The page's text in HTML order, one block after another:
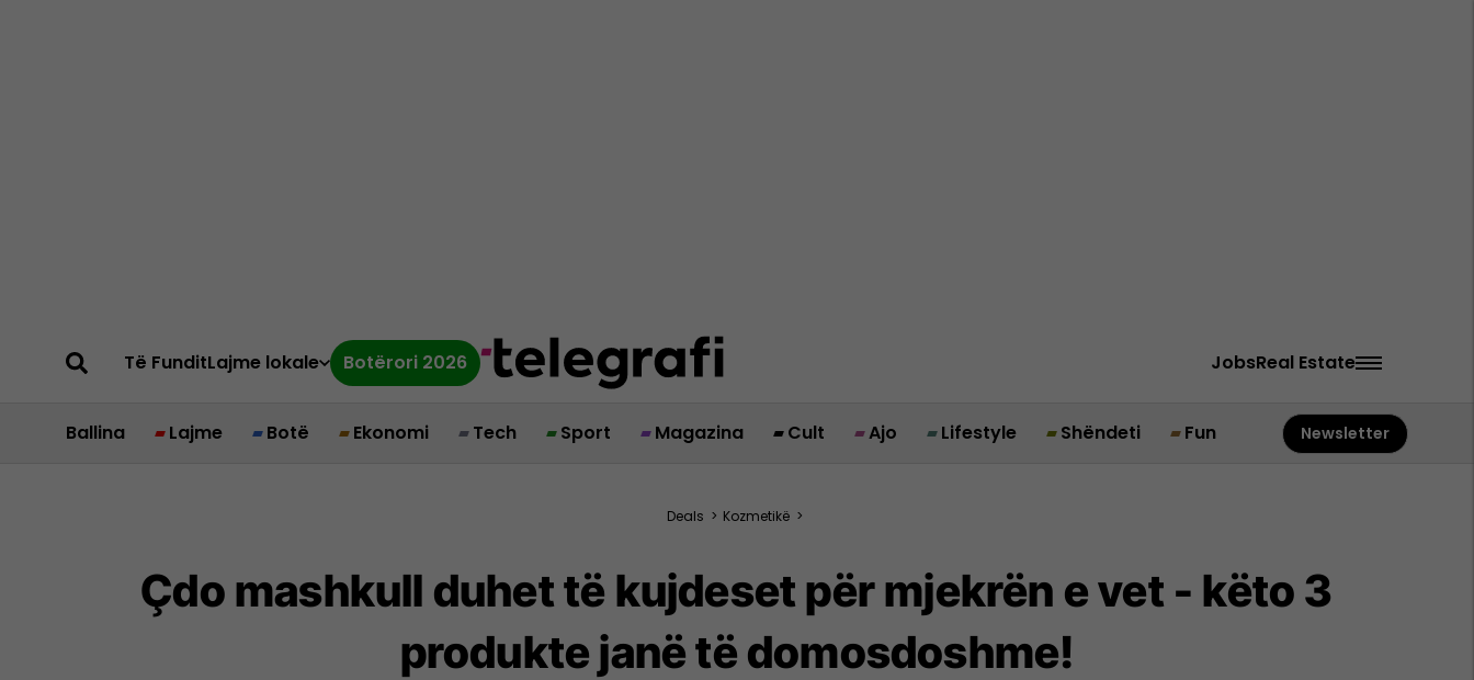
Të FunditLajme lokale Botërori 2026 JobsReal Estate
Ballina Lajme Botë Ekonomi Tech Sport Magazina Cult Ajo Lifestyle Shëndeti Fun Newsletter
Deals > Kozmetikë >
Çdo mashkull duhet të kujdeset për mjekrën e vet - këto 3
produkte janë të domosdoshme!